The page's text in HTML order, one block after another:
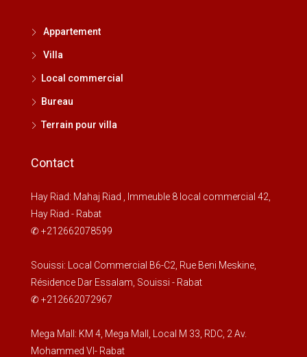
Appartement
Villa
Local commercial
Bureau
Terrain pour villa
Contact
Hay Riad: Mahaj Riad , Immeuble 8 local commercial 42,
Hay Riad - Rabat
✆ +212662078599
Souissi: Local Commercial B6-C2, Rue Beni Meskine,
Résidence Dar Essalam, Souissi - Rabat
✆ +212662072967
Mega Mall: KM 4, Mega Mall, Local M 33, RDC, 2 Av.
Mohammed VI- Rabat